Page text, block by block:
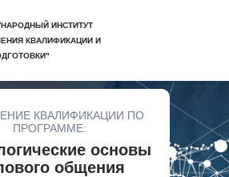
ИНСТИТУТ
КВАЛИФИКАЦИИ И
КВАЛИФИКАЦИИ ПО
ПРОГРАММЕ:
основы
общения